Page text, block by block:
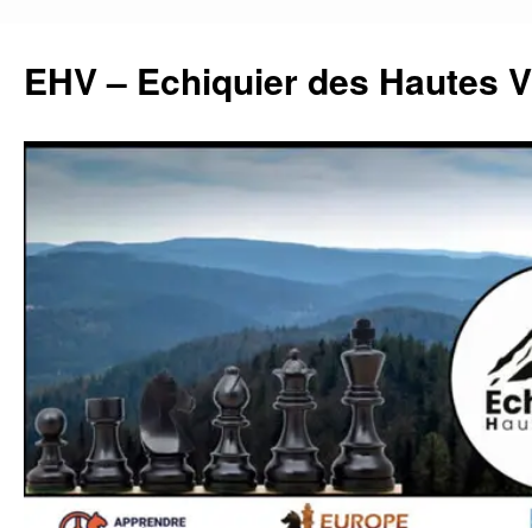
contenu
EHV – Echiquier des Hautes